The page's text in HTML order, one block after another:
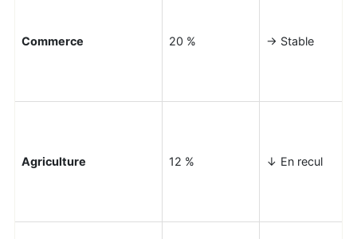
Commerce 20 % → Stable
Agriculture 12 % ↓ En recul